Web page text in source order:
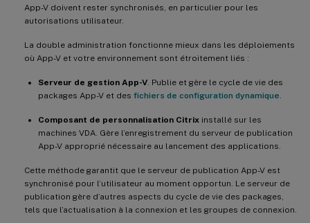
App-V doivent rester synchronisés, en particulier pour les
autorisations utilisateur.
La double administration fonctionne mieux dans les déploiements
où App-V et votre environnement sont étroitement liés :
Serveur de gestion App-V . Publie et gère le cycle de vie des
packages App-V et des fichiers de configuration dynamique
Composant de personnalisation Citrix installé sur les
machines VDA. Gère l’enregistrement du serveur de publication
App-V approprié nécessaire au lancement des applications.
Cette méthode garantit que le serveur de publication App-V est
synchronisé pour l’utilisateur au moment opportun. Le serveur de
publication gère d’autres aspects du cycle de vie des packages,
tels que l’actualisation à la connexion et les groupes de connexion.